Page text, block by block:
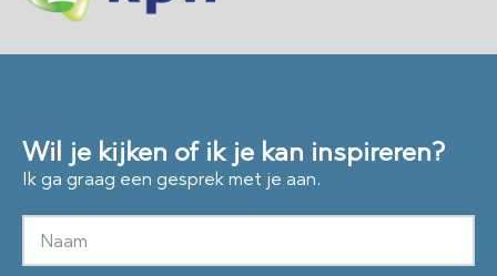
Wil je kijken of ik je kan inspireren?
Ik ga graag een gesprek met je aan.